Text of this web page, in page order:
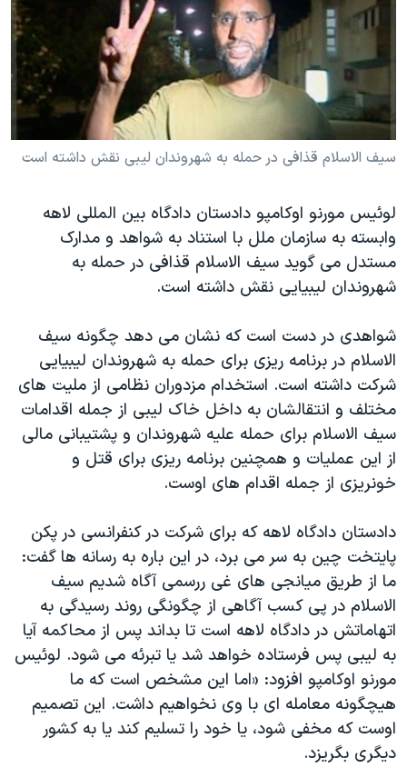
فرهنگ و زندگی
حقوق شهروندی
اقتصادی
علم و فناوری
اسرائیل در جنگ
آرشیو پخش زنده
مستندها
انتخابات ریاست جمهوری آمریکا ۲۰۲۴
حمله جمهوری اسلامی به اسرائیل
رمز مهسا
ورزش زنان در ایران
مجموعه مستندهای دادخواهی
تریبونال مردمی آبان ۹۸
دادگاه حمید نوری
قانون شفافیت دارائی کادر رهبری ایران
اعتراضات مردمی آبان ۹۸
اسرائیل در جنگ
نرگس محمدی برنده جایزه نوبل صلح
همایش محافظه‌کاران آمریکا «سی‌پک»
سفر پرزیدنت ترامپ به چین
دنبال کنید
زبانهای مختلف
سیف الاسلام قذافی در حمله به شهروندان لیبی نقش داشته است
لوئیس مورنو اوکامپو دادستان دادگاه بین المللی لاهه
وابسته به سازمان ملل با استناد به شواهد و مدارک
مستدل می گوید سیف الاسلام قذافی در حمله به
شهروندان لیبیایی نقش داشته است.
شواهدی در دست است که نشان می دهد چگونه سیف
الاسلام در برنامه ریزی برای حمله به شهروندان لیبیایی
شرکت داشته است. استخدام مزدوران نظامی از ملیت های
مختلف و انتقالشان به داخل خاک لیبی از جمله اقدامات
سیف الاسلام برای حمله علیه شهروندان و پشتیبانی مالی
از این عملیات و همچنین برنامه ریزی برای قتل و
خونریزی از جمله اقدام های اوست.
دادستان دادگاه لاهه که برای شرکت در کنفرانسی در پکن
پایتخت چین به سر می برد، در این باره به رسانه ها گفت:
ما از طریق میانجی های غی ررسمی آگاه شدیم سیف
الاسلام در پی کسب آگاهی از چگونگی روند رسیدگی به
اتهاماتش در دادگاه لاهه است تا بداند پس از محاکمه آیا
به لیبی پس فرستاده خواهد شد یا تبرئه می شود. لوئیس
مورنو اوکامپو افزود: «اما این مشخص است که ما
هیچگونه معامله ای با وی نخواهیم داشت. این تصمیم
اوست که مخفی شود، یا خود را تسلیم کند یا به کشور
دیگری بگریزد.